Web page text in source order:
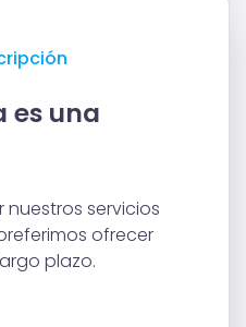
es una
nuestros servicios
ofrecer
plazo.